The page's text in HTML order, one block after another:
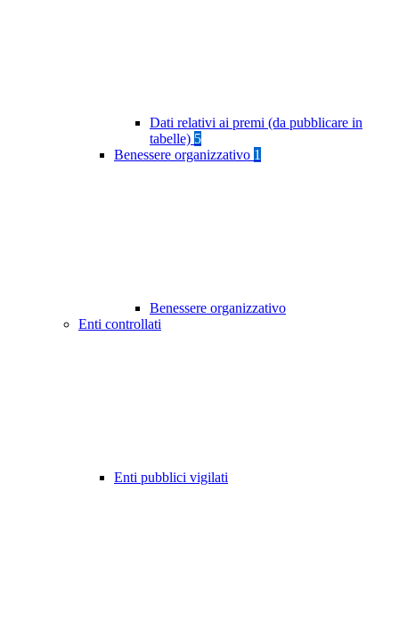
Dati relativi ai premi (da pubblicare in
tabelle) 5
Benessere organizzativo 1
Benessere organizzativo
Enti controllati
Enti pubblici vigilati